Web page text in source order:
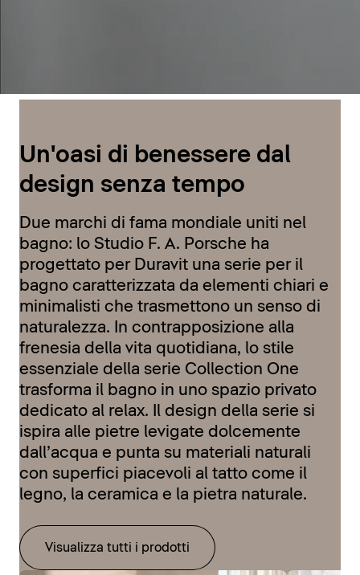
Un'oasi di benessere dal
design senza tempo
Due marchi di fama mondiale uniti nel
bagno: lo Studio F. A. Porsche ha
progettato per Duravit una serie per il
bagno caratterizzata da elementi chiari e
minimalisti che trasmettono un senso di
naturalezza. In contrapposizione alla
frenesia della vita quotidiana, lo stile
essenziale della serie Collection One
trasforma il bagno in uno spazio privato
dedicato al relax. Il design della serie si
ispira alle pietre levigate dolcemente
dall’acqua e punta su materiali naturali
con superfici piacevoli al tatto come il
legno, la ceramica e la pietra naturale.
Visualizza tutti i prodotti